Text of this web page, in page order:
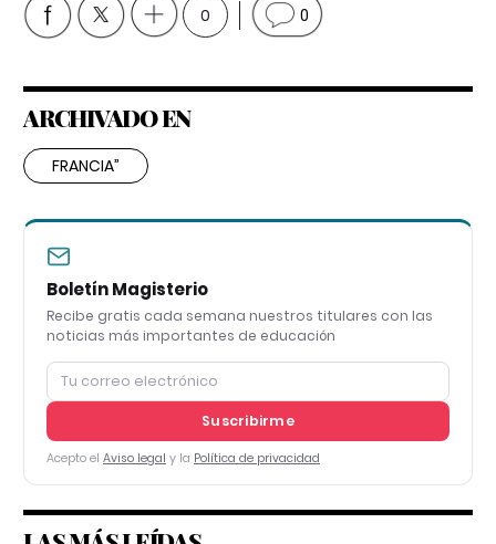
0 0
ARCHIVADO EN
FRANCIA”
Boletín Magisterio
Recibe gratis cada semana nuestros titulares con las
noticias más importantes de educación
Suscribirme
Acepto el Aviso legal y la Política de privacidad